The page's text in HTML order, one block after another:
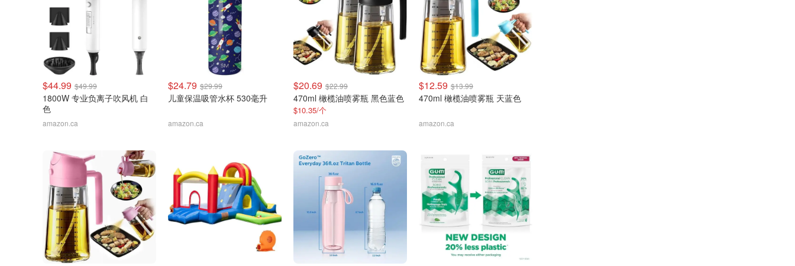
$44.99 $49.99
1800W 专业负离子吹风机 白
色
amazon.ca
$24.79 $29.99
儿童保温吸管水杯 530毫升
amazon.ca
$20.69 $22.99
470ml 橄榄油喷雾瓶 黑色蓝色
$10.35/个
amazon.ca
$12.59 $13.99
470ml 橄榄油喷雾瓶 天蓝色
amazon.ca